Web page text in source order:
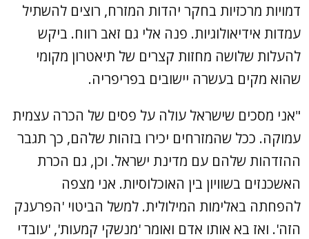
דמויות מרכזיות בחקר יהדות המזרח, רוצים להשתיל
עמדות אידיאולוגיות. פנה אלי גם זאב רווח. ביקש
להעלות שלושה מחזות קצרים של תיאטרון מקומי
שהוא מקים בעשרה יישובים בפריפריה.
"אני מסכים שישראל עולה על פסים של הכרה עצמית
עמוקה. ככל שהמזרחים יכירו בזהות שלהם, כך תגבר
ההזדהות שלהם עם מדינת ישראל. וכן, גם הכרת
האשכנזים בשוויון בין האוכלוסיות. אני מצפה
להפחתה באלימות המילולית. למשל הביטוי 'הפרענק
הזה'. ואז בא אותו אדם ואומר 'מנשקי קמעות', 'עובדי